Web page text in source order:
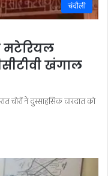
चंदौली
मटेरियल
खंगाल
चोरों ने दुस्साहसिक वारदात को